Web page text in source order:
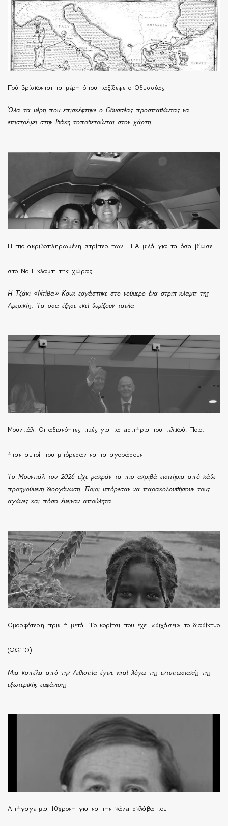
Πού βρίσκονται τα μέρη όπου ταξίδεψε ο Οδυσσέας;
Όλα τα μέρη που επισκέφτηκε ο Οδυσσέας προσπαθώντας να
επιστρέψει στην Ιθάκη τοποθετούνται στον χάρτη
H πιο ακριβοπληρωμένη στρίπερ των ΗΠΑ μιλά για τα όσα βίωσε
στο Νο.1 κλαμπ της χώρας
Η Τζάκι «Ντίβα» Κουκ εργάστηκε στο νούμερο ένα στριπ-κλαμπ της
Αμερικής. Τα όσα έζησε εκεί θυμίζουν ταινία
Μουντιάλ: Οι αδιανόητες τιμές για τα εισιτήρια του τελικού. Ποιοι
ήταν αυτοί που μπόρεσαν να τα αγοράσουν
Το Μουντιάλ του 2026 είχε μακράν τα πιο ακριβά εισιτήρια από κάθε
προηγούμενη διοργάνωση. Ποιοι μπόρεσαν να παρακολουθήσουν τους
αγώνες και πόσο έμειναν απούλητα
Ομορφότερη πριν ή μετά. Το κορίτσι που έχει «διχάσει» το διαδίκτυο
(ΦΩΤΟ)
Μια κοπέλα από την Αιθιοπία έγινε viral λόγω της εντυπωσιακής της
εξωτερικής εμφάνισης
Απήγαγε μια 10χρονη για να την κάνει σκλάβα του